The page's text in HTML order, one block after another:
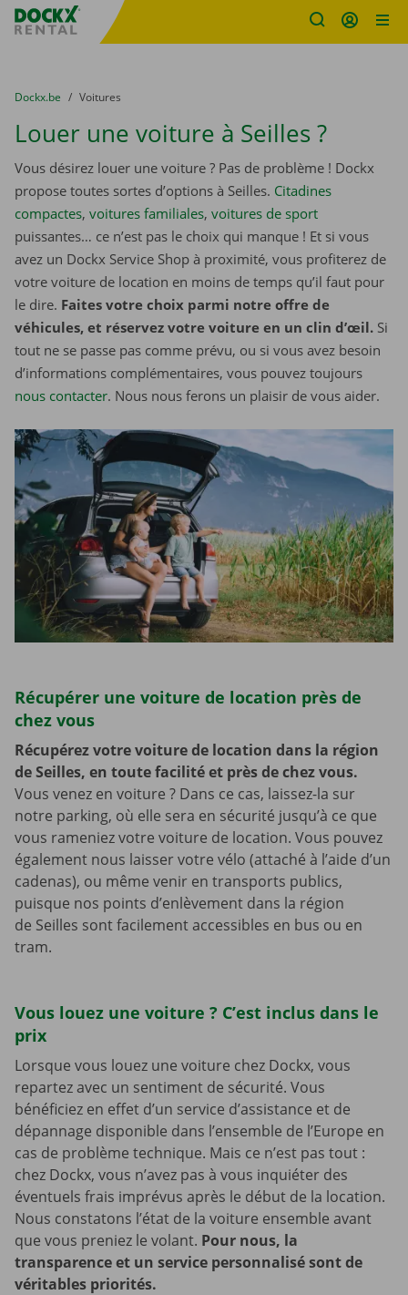
sitename
You are here:
du
Dockx.be to
Voitures
Louer une voiture à Seilles ?
Vous désirez louer une voiture ? Pas de problème ! Dockx
propose toutes sortes d’options à Seilles. Citadines
compactes, voitures familiales, voitures de sport
puissantes… ce n’est pas le choix qui manque ! Et si vous
avez un Dockx Service Shop à proximité, vous profiterez de
votre voiture de location en moins de temps qu’il faut pour
le dire. Faites votre choix parmi notre offre de
véhicules, et réservez votre voiture en un clin d’œil. Si
tout ne se passe pas comme prévu, ou si vous avez besoin
d’informations complémentaires, vous pouvez toujours
nous contacter. Nous nous ferons un plaisir de vous aider.
Récupérer une voiture de location près de
chez vous
Récupérez votre voiture de location dans la région
de Seilles, en toute facilité et près de chez vous.
Vous venez en voiture ? Dans ce cas, laissez-la sur
notre parking, où elle sera en sécurité jusqu’à ce que
vous rameniez votre voiture de location. Vous pouvez
également nous laisser votre vélo (attaché à l’aide d’un
cadenas), ou même venir en transports publics,
puisque nos points d’enlèvement dans la région
de Seilles sont facilement accessibles en bus ou en
tram.
Vous louez une voiture ? C’est inclus dans le
prix
Lorsque vous louez une voiture chez Dockx, vous
repartez avec un sentiment de sécurité. Vous
bénéficiez en effet d’un service d’assistance et de
dépannage disponible dans l’ensemble de l’Europe en
cas de problème technique. Mais ce n’est pas tout :
chez Dockx, vous n’avez pas à vous inquiéter des
éventuels frais imprévus après le début de la location.
Nous constatons l’état de la voiture ensemble avant
que vous preniez le volant. Pour nous, la
transparence et un service personnalisé sont de
véritables priorités.